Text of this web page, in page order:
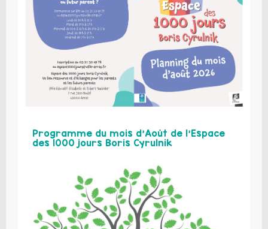
Programme du mois d’Août de l’Espace
des 1000 jours Boris Cyrulnik